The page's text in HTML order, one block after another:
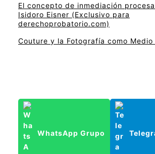
El concepto de inmediación
Isidoro Eisner (Exclusivo para
derechoprobatorio.com)
Couture y la Fotografía como Medio
WhatsApp Grupo